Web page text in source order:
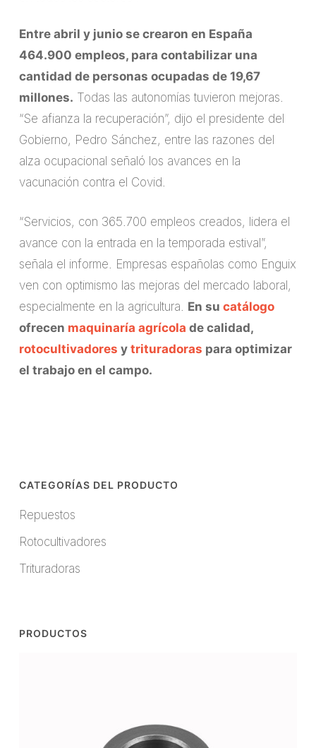
Entre abril y junio se crearon en España
464.900 empleos, para contabilizar una
cantidad de personas ocupadas de 19,67
millones. Todas las autonomías tuvieron mejoras.
“Se afianza la recuperación”, dijo el presidente del
Gobierno, Pedro Sánchez, entre las razones del
alza ocupacional señaló los avances en la
vacunación contra el Covid.
“Servicios, con 365.700 empleos creados, lidera el
avance con la entrada en la temporada estival”,
señala el informe. Empresas españolas como Enguix
ven con optimismo las mejoras del mercado laboral,
especialmente en la agricultura. En su catálogo
ofrecen maquinaría agrícola de calidad,
rotocultivadores y trituradoras para optimizar
el trabajo en el campo.
CATEGORÍAS DEL PRODUCTO
Repuestos
Rotocultivadores
Trituradoras
PRODUCTOS